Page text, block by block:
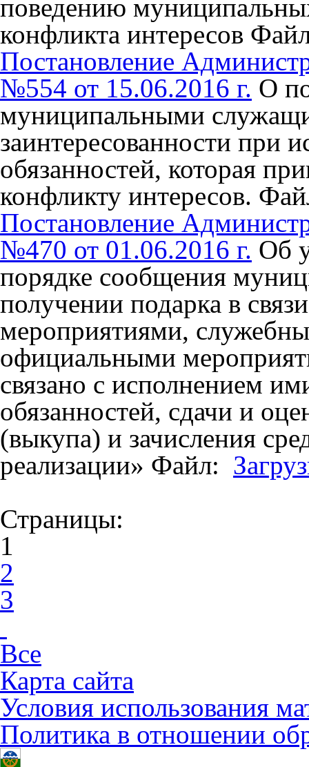
поведению
конфликта интересов
Постановление
№554 от 15.06.2016 г. О
муниципальными
заинтересованности при
обязанностей, которая
конфликту интересов.
Постановление
№470 от 01.06.2016 г. Об
порядке сообщения
получении подарка в
мероприятиями,
официальными
связано с исполнением
обязанностей, сдачи и
(выкупа) и зачисления
реализации» Файл:
Страницы:
1
2
3
Все
Карта сайта
Условия использования
Политика в отношении